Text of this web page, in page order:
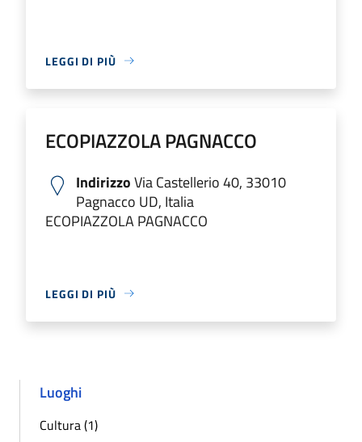
LEGGI DI PIÙ
ECOPIAZZOLA PAGNACCO
IndirizzoVia Castellerio 40, 33010
Pagnacco UD, Italia
ECOPIAZZOLA PAGNACCO
LEGGI DI PIÙ
Luoghi
Cultura (1)